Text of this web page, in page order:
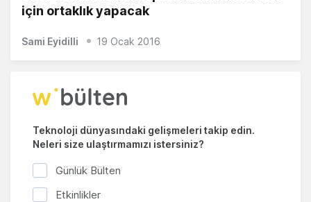
için ortaklık yapacak
Sami Eyidilli 19 Ocak 2016
Teknoloji dünyasındaki gelişmeleri takip edin.
Neleri size ulaştırmamızı istersiniz?
Günlük Bülten
Etkinlikler